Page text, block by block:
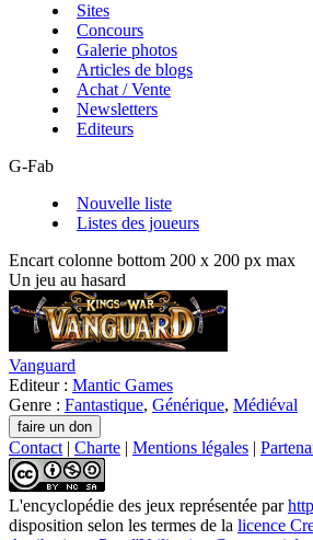
Sites
Concours
Galerie photos
Articles de blogs
Achat / Vente
Newsletters
Editeurs
G-Fab
Nouvelle liste
Listes des joueurs
Encart colonne bottom 200 x 200 px max
Un jeu au hasard
Vanguard
Editeur : Mantic Games
Genre : Fantastique, Générique, Médiéval
Contact | Charte | Mentions légales |
L'encyclopédie des jeux représentée par
disposition selon les termes de la licence